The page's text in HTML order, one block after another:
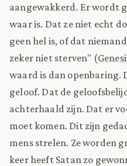
aangewakkerd. Er wordt
waar is. Dat ze niet echt
geen hel is, of dat
zeker niet sterven" (
waard is dan openbaring.
geloof. Dat de
achterhaald zijn. Dat er
moet komen. Dit zijn
mens strelen. Ze worden
keer heeft Satan zo